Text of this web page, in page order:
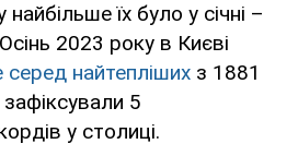
їх було у січні –
2023 року в Києві
серед найтепліших з 1881
5
у столиці.